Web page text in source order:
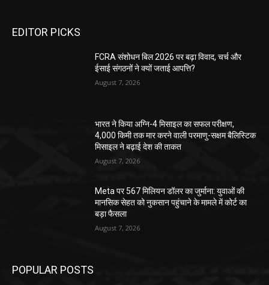
EDITOR PICKS
FCRA संशोधन बिल 2026 पर बढ़ा विवाद, चर्च और
ईसाई संगठनों ने क्यों जताई आपत्ति?
August 7, 2026
भारत ने किया अग्नि-4 मिसाइल का सफल परीक्षण,
4,000 किमी तक मार करने वाली परमाणु-सक्षम बैलिस्टिक
मिसाइल ने बढ़ाई देश की ताकत
August 7, 2026
Meta पर 567 मिलियन डॉलर का जुर्माना: युवाओं की
मानसिक सेहत को नुकसान पहुंचाने के मामले में कोर्ट का
बड़ा फैसला
August 7, 2026
POPULAR POSTS